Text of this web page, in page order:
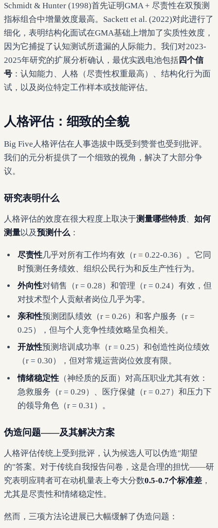
Schmidt & Hunter (1998)首先证明GMA + 尽责性在双预测
指标组合中增量效度最高。Sackett et al. (2022)对此进行了
细化，表明结构化面试在GMA基础上增加了实质性效度，
因为它捕捉了认知测试所遗漏的人际能力。我们对2023-
2025年研究的扩展分析确认，最优实践电池包括 四个信
号 ：认知能力、人格（尽责性权重最高）、结构化行为面
试，以及岗位特定工作样本或技能评估。
人格评估：细致的全貌
Big Five人格评估在人事选拔中既受到赞誉也受到批评。
我们的元分析提供了一个细致的视角，解决了大部分争
议。
研究表明什么
人格评估的效度在很大程度上取决于测量哪些特质、 如何
测量以及预测什么 ：
尽责性几乎对所有工作均有效（r = 0.22-0.36）。它同
时预测任务绩效、组织公民行为和反生产性行为。
外向性对销售（r = 0.28）和管理（r = 0.24）有效，但
对技术型个人贡献者岗位几乎为零。
亲和性预测团队绩效（r = 0.26）和客户服务（r =
0.25），但与个人竞争性绩效略呈负相关。
开放性预测培训成功率（r = 0.25）和创造性岗位绩效
（r = 0.30），但对常规运营岗位效度有限。
情绪稳定性 （神经质的反面）对高压职业尤其有效：
急救服务（r = 0.29）、医疗保健（r = 0.27）和压力下
的领导角色（r = 0.31）。
伪造问题——及其解决方案
人格评估传统上受到批评，认为候选人可以伪造"期望
的"答案。对于传统自我报告问卷，这是合理的担忧——研
究表明应聘者可在动机量表上夸大分数0.5-0.7个标准差 ，
尤其是尽责性和情绪稳定性。
然而，三项方法论进展已大幅缓解了伪造问题：